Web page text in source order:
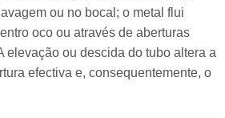
ou no bocal; o metal flui
oco ou através de aberturas
elevação ou descida do tubo altera a
efectiva e, consequentemente, o